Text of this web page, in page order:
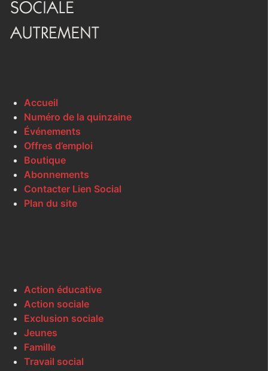
Accueil
Numéro de la quinzaine
Événements
Offres d’emploi
Boutique
Abonnements
Contacter Lien Social
Plan du site
Action éducative
Action sociale
Exclusion sociale
Jeunes
Famille
Travail social